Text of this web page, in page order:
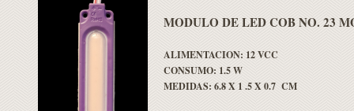
MODULO DE LED COB NO. 23
ALIMENTACION: 12 VCC
CONSUMO: 1.5 W
MEDIDAS: 6.8 X 1 .5 X 0.7 CM